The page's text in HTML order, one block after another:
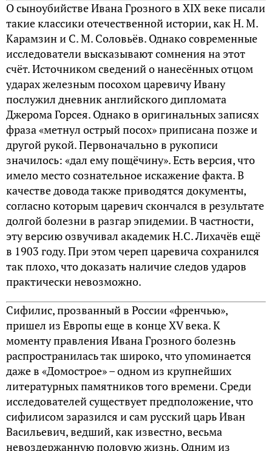
О сыноубийстве Ивана Грозного в XIX веке писали
такие классики отечественной истории, как Н. М.
Карамзин и С. М. Соловьёв. Однако современные
исследователи высказывают сомнения на этот
счёт. Источником сведений о нанесённых отцом
ударах железным посохом царевичу Ивану
послужил дневник английского дипломата
Джерома Горсея. Однако в оригинальных записях
фраза «метнул острый посох» приписана позже и
другой рукой. Первоначально в рукописи
значилось: «дал ему пощёчину». Есть версия, что
имело место сознательное искажение факта. В
качестве довода также приводятся документы,
согласно которым царевич скончался в результате
долгой болезни в разгар эпидемии. В частности,
эту версию озвучивал академик Н.С. Лихачёв ещё
в 1903 году. При этом череп царевича сохранился
так плохо, что доказать наличие следов ударов
практически невозможно.
Сифилис, прозванный в России «френчью»,
пришел из Европы еще в конце XV века. К
моменту правления Ивана Грозного болезнь
распространилась так широко, что упоминается
даже в «Домострое» – одном из крупнейших
литературных памятников того времени. Среди
исследователей существует предположение, что
сифилисом заразился и сам русский царь Иван
Васильевич, ведший, как известно, весьма
невоздержанную половую жизнь. Одним из